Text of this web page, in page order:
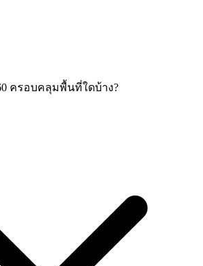
ครอบคลุมพื้นที่ใดบ้าง?